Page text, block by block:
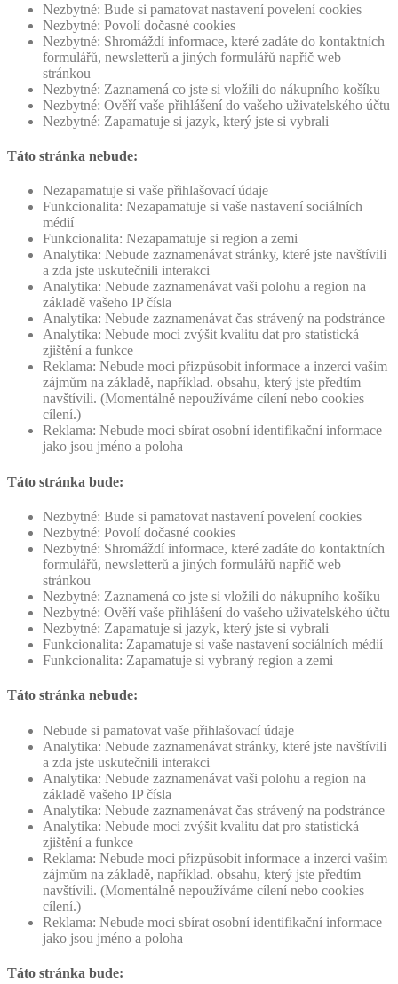
Nezbytné: Bude si pamatovat nastavení povelení cookies
Nezbytné: Povolí dočasné cookies
Nezbytné: Shromáždí informace, které zadáte do kontaktních
formulářů, newsletterů a jiných formulářů napříč web
stránkou
Nezbytné: Zaznamená co jste si vložili do nákupního košíku
Nezbytné: Ověří vaše přihlášení do vašeho uživatelského účtu
Nezbytné: Zapamatuje si jazyk, který jste si vybrali
Táto stránka nebude:
Nezapamatuje si vaše přihlašovací údaje
Funkcionalita: Nezapamatuje si vaše nastavení sociálních
médií
Funkcionalita: Nezapamatuje si region a zemi
Analytika: Nebude zaznamenávat stránky, které jste navštívili
a zda jste uskutečnili interakci
Analytika: Nebude zaznamenávat vaši polohu a region na
základě vašeho IP čísla
Analytika: Nebude zaznamenávat čas strávený na podstránce
Analytika: Nebude moci zvýšit kvalitu dat pro statistická
zjištění a funkce
Reklama: Nebude moci přizpůsobit informace a inzerci vašim
zájmům na základě, například. obsahu, který jste předtím
navštívili. (Momentálně nepoužíváme cílení nebo cookies
cílení.)
Reklama: Nebude moci sbírat osobní identifikační informace
jako jsou jméno a poloha
Táto stránka bude:
Nezbytné: Bude si pamatovat nastavení povelení cookies
Nezbytné: Povolí dočasné cookies
Nezbytné: Shromáždí informace, které zadáte do kontaktních
formulářů, newsletterů a jiných formulářů napříč web
stránkou
Nezbytné: Zaznamená co jste si vložili do nákupního košíku
Nezbytné: Ověří vaše přihlášení do vašeho uživatelského účtu
Nezbytné: Zapamatuje si jazyk, který jste si vybrali
Funkcionalita: Zapamatuje si vaše nastavení sociálních médií
Funkcionalita: Zapamatuje si vybraný region a zemi
Táto stránka nebude:
Nebude si pamatovat vaše přihlašovací údaje
Analytika: Nebude zaznamenávat stránky, které jste navštívili
a zda jste uskutečnili interakci
Analytika: Nebude zaznamenávat vaši polohu a region na
základě vašeho IP čísla
Analytika: Nebude zaznamenávat čas strávený na podstránce
Analytika: Nebude moci zvýšit kvalitu dat pro statistická
zjištění a funkce
Reklama: Nebude moci přizpůsobit informace a inzerci vašim
zájmům na základě, například. obsahu, který jste předtím
navštívili. (Momentálně nepoužíváme cílení nebo cookies
cílení.)
Reklama: Nebude moci sbírat osobní identifikační informace
jako jsou jméno a poloha
Táto stránka bude: